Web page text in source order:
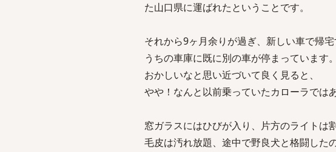
た山口県に運ばれたということです。
それから9ヶ月余りが過ぎ、新しい車で帰宅
うちの車庫に既に別の車が停まっています。
おかしいなと思い近づいて良く見ると、
やや！なんと以前乗っていたカローラでは
窓ガラスにはひびが入り、片方のライトは
毛皮は汚れ放題、途中で野良犬と格闘した